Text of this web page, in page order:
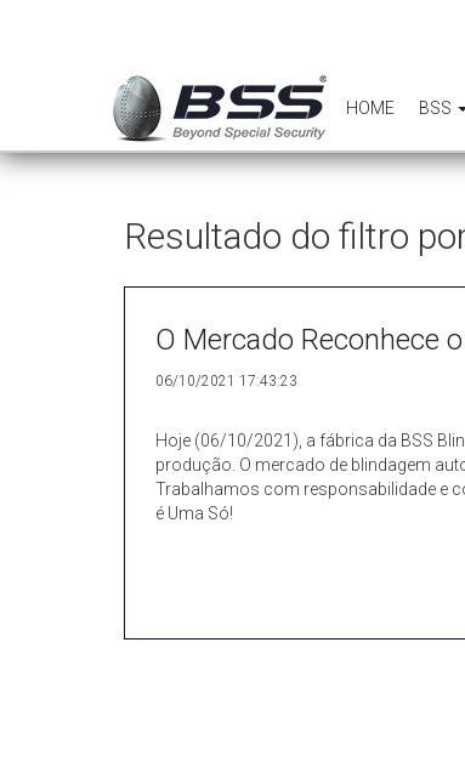
HOME BSS
Resultado do filtro
O Mercado Reconhece
06/10/2021 17:43:23
Hoje (06/10/2021), a fábrica da BSS
produção. O mercado de blindagem
Trabalhamos com responsabilidade e
é Uma Só!